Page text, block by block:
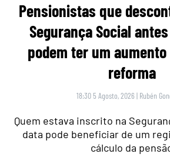
Pensionistas que
Segurança Social
podem ter um
reforma
18:30 5 Agosto, 2026 | Rubén
Quem estava inscrito na
data pode beneficiar de um
cálculo da